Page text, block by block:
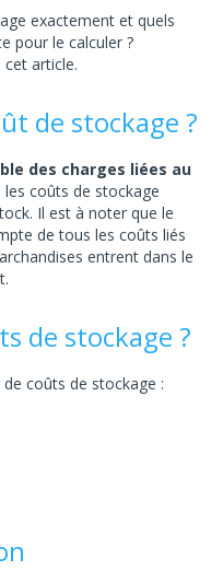
exactement et quels
pour le calculer ?
article.
de stockage ?
des charges liées au
coûts de stockage
Il est à noter que le
de tous les coûts liés
entrent dans le
de stockage ?
coûts de stockage :